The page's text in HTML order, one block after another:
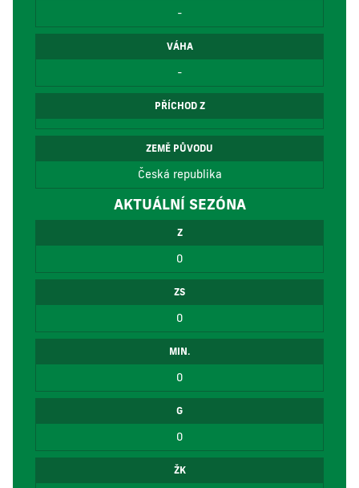
-
VÁHA
-
PŘÍCHOD Z
ZEMĚ PŮVODU
Česká republika
AKTUÁLNÍ SEZÓNA
Z
0
ZS
0
MIN.
0
G
0
ŽK